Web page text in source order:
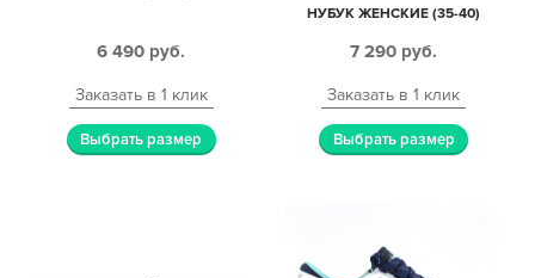
6 490 руб.
Заказать в 1 клик
Выбрать размер
НУБУК ЖЕНСКИЕ (35-40)
7 290 руб.
Заказать в 1 клик
Выбрать размер